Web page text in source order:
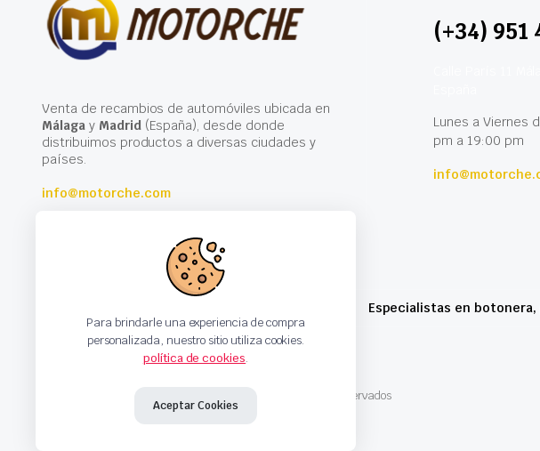
Venta de recambios de automóviles ubicada en
Málagay Madrid(España), desde donde
distribuimos productos a diversas ciudades y
países.
info@motorche.com
(+34) 951
Lunes a Viernes
pm a 19:00 pm
Especialistas en botonera,
Copyright 2024 © Motorche Autoparts. Todos los derechos reservados
Para brindarle una experiencia de compra
personalizada, nuestro sitio utiliza cookies.
política de cookies.
Aceptar Cookies